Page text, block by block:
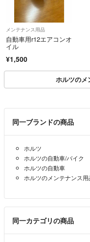
メンテナンス用品
自動車用r12エアコンオ
イル
¥1,500
ホルツのメ
同一ブランドの商品
ホルツ
ホルツの自動車/バイク
ホルツの自動車
ホルツのメンテナンス用
同一カテゴリの商品